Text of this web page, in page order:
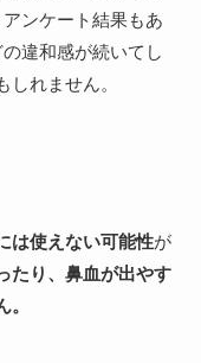
ンケート結果もあ
違和感が続いてし
れません。
は使えない可能性が
たり、鼻血が出やす